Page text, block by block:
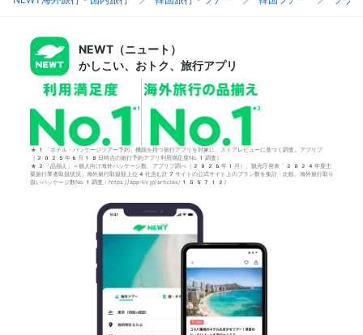
NEWT（ニュート）
かしこい、おトク、旅行アプリ
*1「ホテル・パッケージツアー予約」機能を持つ旅行アプリを対象に、ストアレビューに基づく調査。アプリブ
（2025年6月18日時点の旅行予約アプリ利用満足度No.1調査）
*2「品揃え」＝個人向け海外パッケージ数。アプリブ調べ（2026年1月）。観光庁発表「2024年度主
要旅行業者取扱状況」海外旅行取扱額上位4社含む計7サイトの公式サイト上のプラン数を集計・比較。海外旅行取り
扱いパッケージ数No.1調査：https://app-liv.jp/articles/155712/